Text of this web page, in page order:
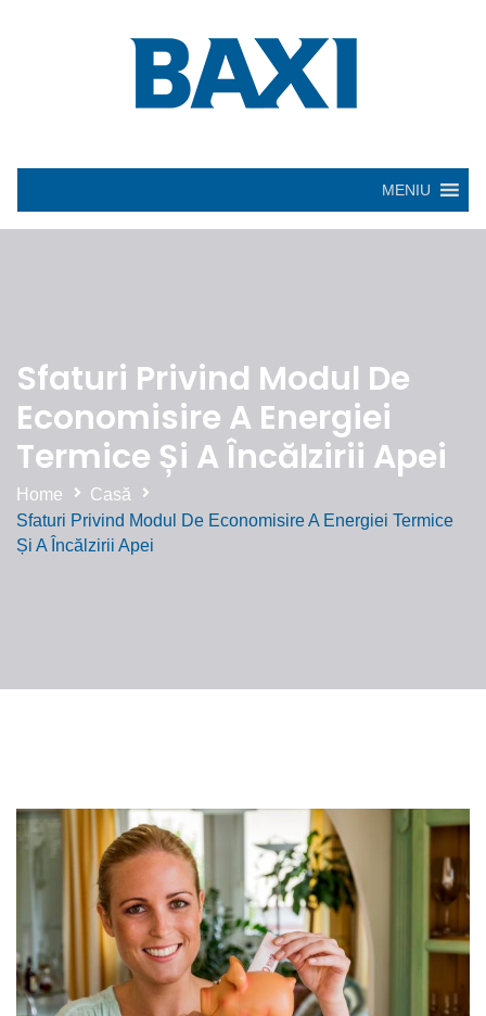
MENIU
Sfaturi Privind Modul De
Economisire A Energiei
Termice Și A Încălzirii Apei
Home
Casă
Sfaturi Privind Modul De Economisire A Energiei Termice
Și A Încălzirii Apei